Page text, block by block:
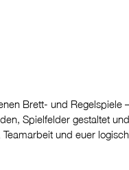
Brett- und
Spielfelder gestaltet
und euer